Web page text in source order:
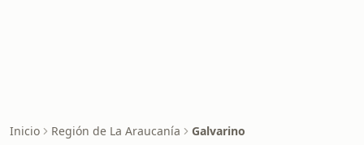
Inicio Región de La Araucanía Galvarino